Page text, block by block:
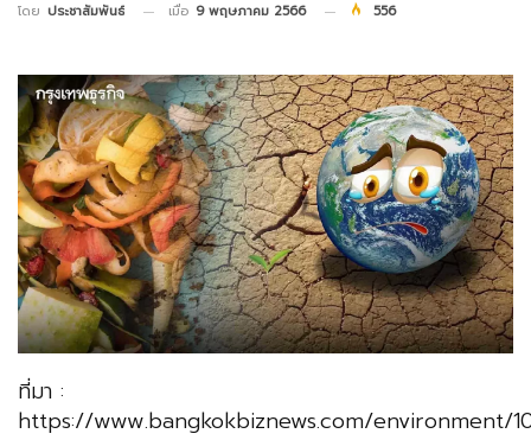
โดย ประชาสัมพันธ์ เมื่อ 9 พฤษภาคม 2566 556
ที่มา :
https://www.bangkokbiznews.com/environment/